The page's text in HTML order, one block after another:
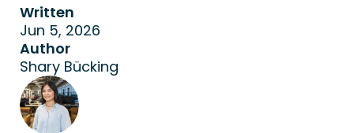
Written
Jun 5, 2026
Author
Shary Bücking